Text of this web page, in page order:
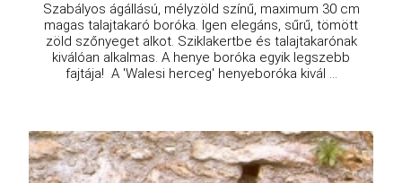
Szabályos ágállású, mélyzöld színű, maximum 30 cm
magas talajtakaró boróka. Igen elegáns, sűrű, tömött
zöld szőnyeget alkot. Sziklakertbe és talajtakarónak
kiválóan alkalmas. A henye boróka egyik legszebb
fajtája! A 'Walesi herceg' henyeboróka kivál ...